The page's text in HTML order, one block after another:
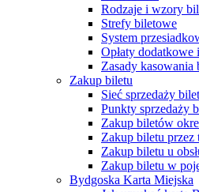
Rodzaje i wzory
Strefy biletowe
System
Opłaty dodatkowe
Zasady kasowania
Zakup biletu
Sieć sprzedaży
Punkty sprzedaży
Zakup biletów
Zakup biletu przez
Zakup biletu u
Zakup biletu w
Bydgoska Karta Miejska